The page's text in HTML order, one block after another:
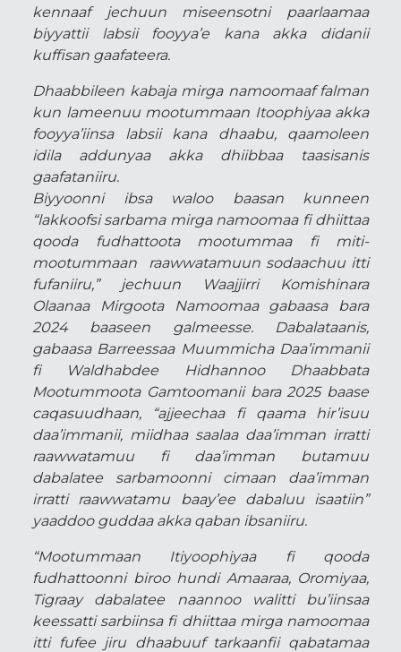
kennaaf jechuun miseensotni paarlaamaa
biyyattii labsii fooyya’e kana akka didanii
kuffisan gaafateera.
Dhaabbileen kabaja mirga namoomaaf falman
kun lameenuu mootummaan Itoophiyaa akka
fooyya’iinsa labsii kana dhaabu, qaamoleen
idila addunyaa akka dhiibbaa taasisanis
gaafataniiru.
Biyyoonni ibsa waloo baasan kunneen
“lakkoofsi sarbama mirga namoomaa fi dhiittaa
qooda fudhattoota mootummaa fi miti-
mootummaan raawwatamuun sodaachuu itti
fufaniiru,” jechuun Waajjirri Komishinara
Olaanaa Mirgoota Namoomaa gabaasa bara
2024 baaseen galmeesse. Dabalataanis,
gabaasa Barreessaa Muummicha Daa’immanii
fi Waldhabdee Hidhannoo Dhaabbata
Mootummoota Gamtoomanii bara 2025 baase
caqasuudhaan, “ajjeechaa fi qaama hir’isuu
daa’immanii, miidhaa saalaa daa’imman irratti
raawwatamuu fi daa’imman butamuu
dabalatee sarbamoonni cimaan daa’imman
irratti raawwatamu baay’ee dabaluu isaatiin”
yaaddoo guddaa akka qaban ibsaniiru.
“Mootummaan Itiyoophiyaa fi qooda
fudhattoonni biroo hundi Amaaraa, Oromiyaa,
Tigraay dabalatee naannoo walitti bu’iinsaa
keessatti sarbiinsa fi dhiittaa mirga namoomaa
itti fufee jiru dhaabuuf tarkaanfii qabatamaa